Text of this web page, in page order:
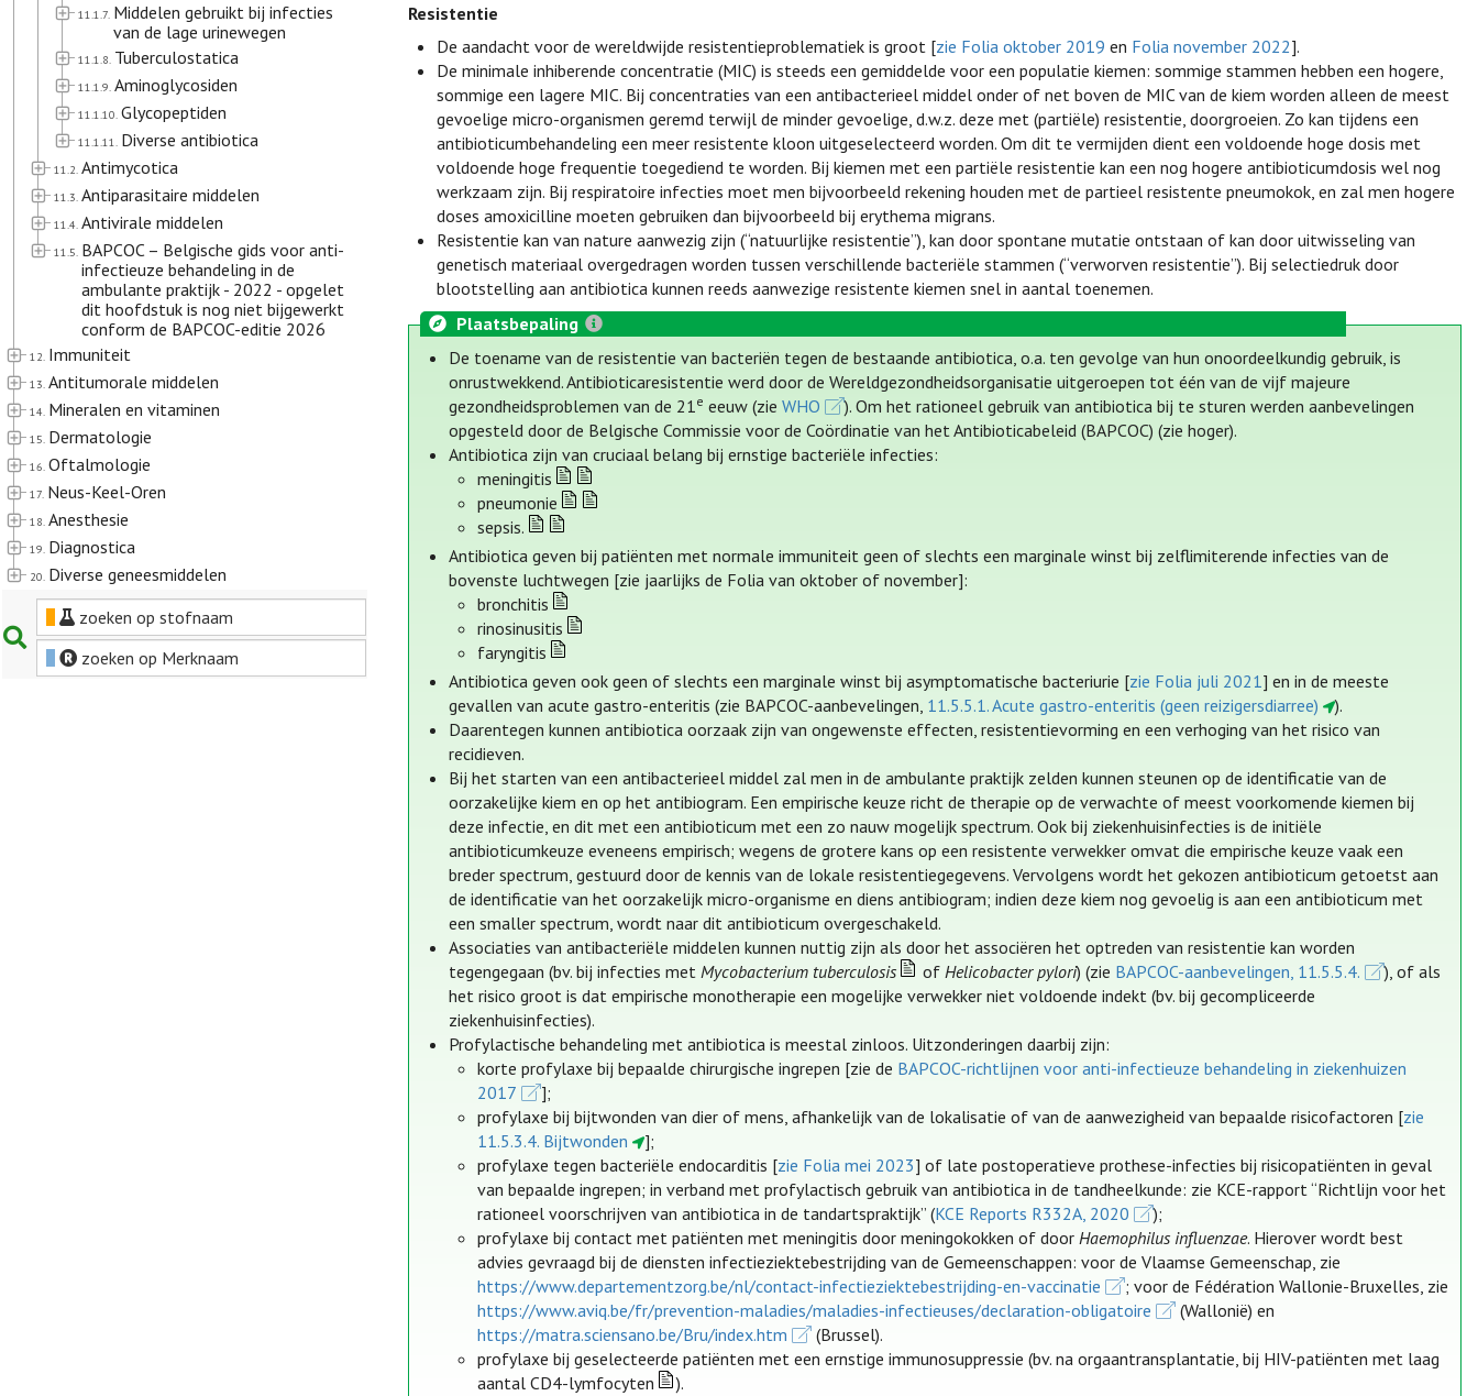
11.1.7. Middelen gebruikt bij infecties
van de lage urinewegen
11.1.8. Tuberculostatica
11.1.9. Aminoglycosiden
11.1.10. Glycopeptiden
11.1.11. Diverse antibiotica
11.2. Antimycotica
11.3. Antiparasitaire middelen
11.4. Antivirale middelen
11.5. BAPCOC – Belgische gids voor anti-
infectieuze behandeling in de
ambulante praktijk - 2022 - opgelet
dit hoofdstuk is nog niet bijgewerkt
conform de BAPCOC-editie 2026
12. Immuniteit
13. Antitumorale middelen
14. Mineralen en vitaminen
15. Dermatologie
16. Oftalmologie
17. Neus-Keel-Oren
18. Anesthesie
19. Diagnostica
20. Diverse geneesmiddelen
zoeken op stofnaam
zoeken op Merknaam
Resistentie
De aandacht voor de wereldwijde resistentieproblematiek is groot [zie Folia oktober 2019 en Folia november 2022].
De minimale inhiberende concentratie (MIC) is steeds een gemiddelde voor een populatie kiemen: sommige stammen hebben een hogere,
sommige een lagere MIC. Bij concentraties van een antibacterieel middel onder of net boven de MIC van de kiem worden alleen de meest
gevoelige micro-organismen geremd terwijl de minder gevoelige, d.w.z. deze met (partiële) resistentie, doorgroeien. Zo kan tijdens een
antibioticumbehandeling een meer resistente kloon uitgeselecteerd worden. Om dit te vermijden dient een voldoende hoge dosis met
voldoende hoge frequentie toegediend te worden. Bij kiemen met een partiële resistentie kan een nog hogere antibioticumdosis wel nog
werkzaam zijn. Bij respiratoire infecties moet men bijvoorbeeld rekening houden met de partieel resistente pneumokok, en zal men hogere
doses amoxicilline moeten gebruiken dan bijvoorbeeld bij erythema migrans.
Resistentie kan van nature aanwezig zijn (“natuurlijke resistentie”), kan door spontane mutatie ontstaan of kan door uitwisseling van
genetisch materiaal overgedragen worden tussen verschillende bacteriële stammen (“verworven resistentie”). Bij selectiedruk door
blootstelling aan antibiotica kunnen reeds aanwezige resistente kiemen snel in aantal toenemen.
Plaatsbepaling
De toename van de resistentie van bacteriën tegen de bestaande antibiotica, o.a. ten gevolge van hun onoordeelkundig gebruik, is
onrustwekkend. Antibioticaresistentie werd door de Wereldgezondheidsorganisatie uitgeroepen tot één van de vijf majeure
gezondheidsproblemen van de 21e eeuw (zieWHO
). Om het rationeel gebruik van antibiotica bij te sturen werden aanbevelingen
opgesteld door de Belgische Commissie voor de Coördinatie van het Antibioticabeleid (BAPCOC) (zie hoger).
Antibiotica zijn van cruciaal belang bij ernstige bacteriële infecties:
meningitis
pneumonie
sepsis.
Antibiotica geven bij patiënten met normale immuniteit geen of slechts een marginale winst bij zelflimiterende infecties van de
bovenste luchtwegen [zie jaarlijks de Folia van oktober of november]:
bronchitis
rinosinusitis
faryngitis
Antibiotica geven ook geen of slechts een marginale winst bij asymptomatische bacteriurie [zie Folia juli 2021] en in de meeste
gevallen van acute gastro-enteritis (zie BAPCOC-aanbevelingen, 11.5.5.1. Acute gastro-enteritis (geen reizigersdiarree)
).
Daarentegen kunnen antibiotica oorzaak zijn van ongewenste effecten, resistentievorming en een verhoging van het risico van
recidieven.
Bij het starten van een antibacterieel middel zal men in de ambulante praktijk zelden kunnen steunen op de identificatie van de
oorzakelijke kiem en op het antibiogram. Een empirische keuze richt de therapie op de verwachte of meest voorkomende kiemen bij
deze infectie, en dit met een antibioticum met een zo nauw mogelijk spectrum. Ook bij ziekenhuisinfecties is de initiële
antibioticumkeuze eveneens empirisch; wegens de grotere kans op een resistente verwekker omvat die empirische keuze vaak een
breder spectrum, gestuurd door de kennis van de lokale resistentiegegevens. Vervolgens wordt het gekozen antibioticum getoetst aan
de identificatie van het oorzakelijk micro-organisme en diens antibiogram; indien deze kiem nog gevoelig is aan een antibioticum met
een smaller spectrum, wordt naar dit antibioticum overgeschakeld.
Associaties van antibacteriële middelen kunnen nuttig zijn als door het associëren het optreden van resistentie kan worden
tegengegaan (bv. bij infecties metMycobacterium tuberculosis of Helicobacter pylori) (zie BAPCOC-aanbevelingen, 11.5.5.4.
), of als
het risico groot is dat empirische monotherapie een mogelijke verwekker niet voldoende indekt (bv. bij gecompliceerde
ziekenhuisinfecties).
Profylactische behandeling met antibiotica is meestal zinloos. Uitzonderingen daarbij zijn:
korte profylaxe bij bepaalde chirurgische ingrepen [zie de BAPCOC-richtlijnen voor anti-infectieuze behandeling in ziekenhuizen
2017
];
profylaxe bij bijtwonden van dier of mens, afhankelijk van de lokalisatie of van de aanwezigheid van bepaalde risicofactoren [zie
11.5.3.4. Bijtwonden
];
profylaxe tegen bacteriële endocarditis [zie Folia mei 2023] of late postoperatieve prothese-infecties bij risicopatiënten in geval
van bepaalde ingrepen; in verband met profylactisch gebruik van antibiotica in de tandheelkunde: zie KCE-rapport “Richtlijn voor het
rationeel voorschrijven van antibiotica in de tandartspraktijk” (KCE Reports R332A, 2020
);
profylaxe bij contact met patiënten met meningitis door meningokokken of doorHaemophilus influenzae. Hierover wordt best
advies gevraagd bij de diensten infectieziektebestrijding van de Gemeenschappen: voor de Vlaamse Gemeenschap, zie
https://www.departementzorg.be/nl/contact-infectieziektebestrijding-en-vaccinatie
; voor de Fédération Wallonie-Bruxelles, zie
https://www.aviq.be/fr/prevention-maladies/maladies-infectieuses/declaration-obligatoire
(Wallonië) en
https://matra.sciensano.be/Bru/index.htm
(Brussel).
profylaxe bij geselecteerde patiënten met een ernstige immunosuppressie (bv. na orgaantransplantatie, bij HIV-patiënten met laag
aantal CD4-lymfocyten
).